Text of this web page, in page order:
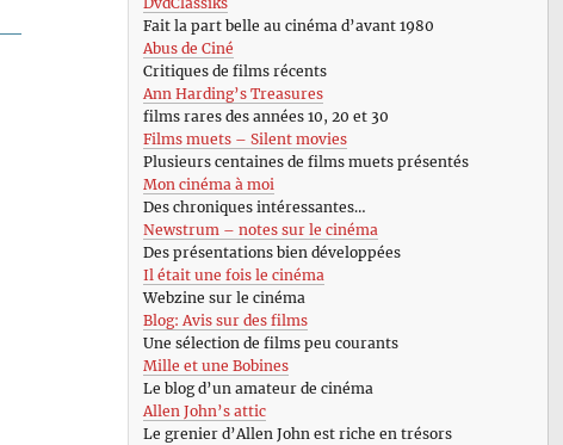
Fait la part belle au cinéma d’avant 1980
Abus de Ciné
Critiques de films récents
Ann Harding’s Treasures
films rares des années 10, 20 et 30
Films muets – Silent movies
Plusieurs centaines de films muets présentés
Mon cinéma à moi
Des chroniques intéressantes…
Newstrum – notes sur le cinéma
Des présentations bien développées
Il était une fois le cinéma
Webzine sur le cinéma
Blog: Avis sur des films
Une sélection de films peu courants
Mille et une Bobines
Le blog d’un amateur de cinéma
Allen John’s attic
Le grenier d’Allen John est riche en trésors